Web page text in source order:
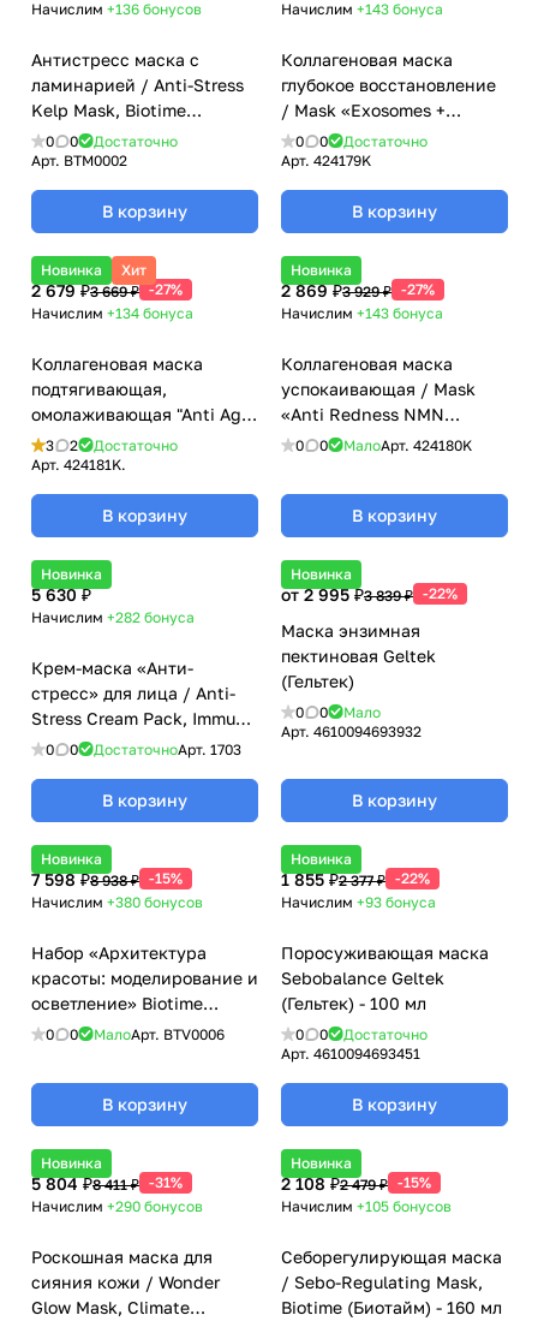
Начислим +136 бонусов
Антистресс маска с
ламинарией / Anti-Stress
Kelp Mask, Biotime
(Биотайм) - 150 мл
0 0
Достаточно
Арт. BTM0002
В корзину
Начислим +143 бонуса
Коллагеновая маска
глубокое восстановление
/ Mask «Exosomes +
Centella», Mesoderm
(Мезодерм), 40 мл х 10 шт
0 0
Достаточно
Арт. 424179K
В корзину
Новинка Хит
2 679 ₽3 669 ₽ -27%
Начислим +134 бонуса
Коллагеновая маска
подтягивающая,
омолаживающая "Anti Age
PDRN V", Mesoderm
3 2
Достаточно
Арт. 424181K.
В корзину
Новинка
2 869 ₽3 929 ₽ -27%
Начислим +143 бонуса
Коллагеновая маска
успокаивающая / Mask
«Anti Redness NMN
Peptide SOS», Mesoderm
0 0 МалоАрт. 424180K
В корзину
Новинка
5 630 ₽
Начислим +282 бонуса
Крем-маска «Анти-
стресс» для лица / Anti-
Stress Cream Pack, Immun,
Klapp (Клапп) - 50 мл
0 0 ДостаточноАрт. 1703
В корзину
Новинка
от 2 995 ₽3 839 ₽ -22%
Маска энзимная
пектиновая Geltek
(Гельтек)
0 0
Мало
Арт. 4610094693932
В корзину
Новинка
7 598 ₽8 938 ₽ -15%
Начислим +380 бонусов
Набор «Архитектура
красоты: моделирование и
осветление» Biotime
(Биотайм)
0 0 МалоАрт. BTV0006
В корзину
Новинка
1 855 ₽2 377 ₽ -22%
Начислим +93 бонуса
Поросуживающая маска
Sebobalance Geltek
(Гельтек) - 100 мл
0 0
Достаточно
Арт. 4610094693451
В корзину
Новинка
5 804 ₽8 411 ₽ -31%
Начислим +290 бонусов
Роскошная маска для
сияния кожи / Wonder
Glow Mask, Climate
Новинка
2 108 ₽2 479 ₽ -15%
Начислим +105 бонусов
Себорегулирующая маска
/ Sebo-Regulating Mask,
Biotime (Биотайм) - 160 мл